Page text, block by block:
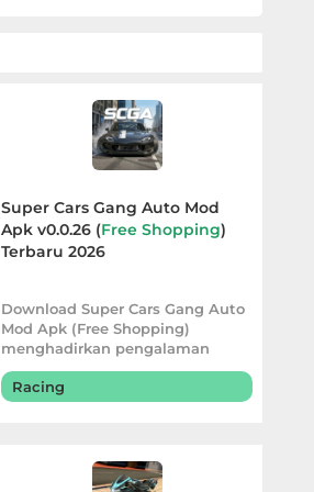
Super Cars Gang Auto Mod
Apk v0.0.26 (Free Shopping)
Terbaru 2026
Download Super Cars Gang Auto
Mod Apk (Free Shopping)
menghadirkan pengalaman
bermain yang lebih ser
Racing